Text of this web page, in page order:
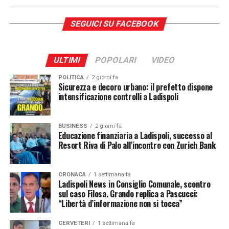
A Ladispoli un’estate dal sapore speciale. Le parole
DA NON PERDERE
A Ladispoli “Stella Marina” è pronta all’estate e a
dettare le regole del pesce a tavola
Redazione
Ideato da Marco Porro, chef dell’Alleanza dei
Cuochi di Slow Food, insieme all’Associazione
SEGUICI SU FACEBOOK
ULTIMI POPOLARI VIDEO
POLITICA 2 giorni fa
Sicurezza e decoro urbano: il prefetto dispone
intensificazione controlli a Ladispoli
BUSINESS 2 giorni fa
Educazione finanziaria a Ladispoli, successo al
Resort Riva di Palo all’incontro con Zurich Bank
CRONACA 1 settimana fa
Ladispoli News in Consiglio Comunale, scontro
sul caso Filosa. Grando replica a Pascucci:
“Libertà d’informazione non si tocca”
CERVETERI 1 settimana fa